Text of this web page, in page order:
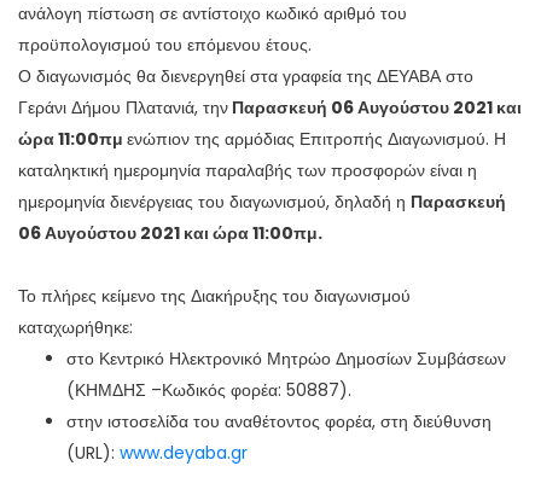
ανάλογη πίστωση σε αντίστοιχο κωδικό αριθμό του
προϋπολογισμού του επόμενου έτους.
Ο διαγωνισμός θα διενεργηθεί στα γραφεία της ΔΕΥΑΒΑ στο
Γεράνι Δήμου Πλατανιά, την Παρασκευή 06 Αυγούστου 2021 και
ώρα 11:00πμ ενώπιον της αρμόδιας Επιτροπής Διαγωνισμού. Η
καταληκτική ημερομηνία παραλαβής των προσφορών είναι η
ημερομηνία διενέργειας του διαγωνισμού, δηλαδή η Παρασκευή
06 Αυγούστου 2021 και ώρα 11:00πμ.
Το πλήρες κείμενο της Διακήρυξης του διαγωνισμού
καταχωρήθηκε:
στο Κεντρικό Ηλεκτρονικό Μητρώο Δημοσίων Συμβάσεων
(ΚΗΜΔΗΣ –Κωδικός φορέα: 50887).
στην ιστοσελίδα του αναθέτοντος φορέα, στη διεύθυνση
(URL): www.deyaba.gr